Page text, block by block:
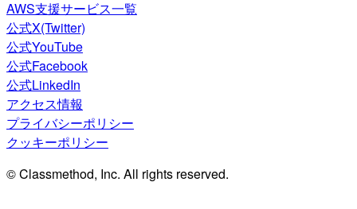
AWS支援サービス一覧
公式X(Twitter)
公式YouTube
公式Facebook
公式LinkedIn
アクセス情報
プライバシーポリシー
クッキーポリシー
© Classmethod, Inc. All rights reserved.